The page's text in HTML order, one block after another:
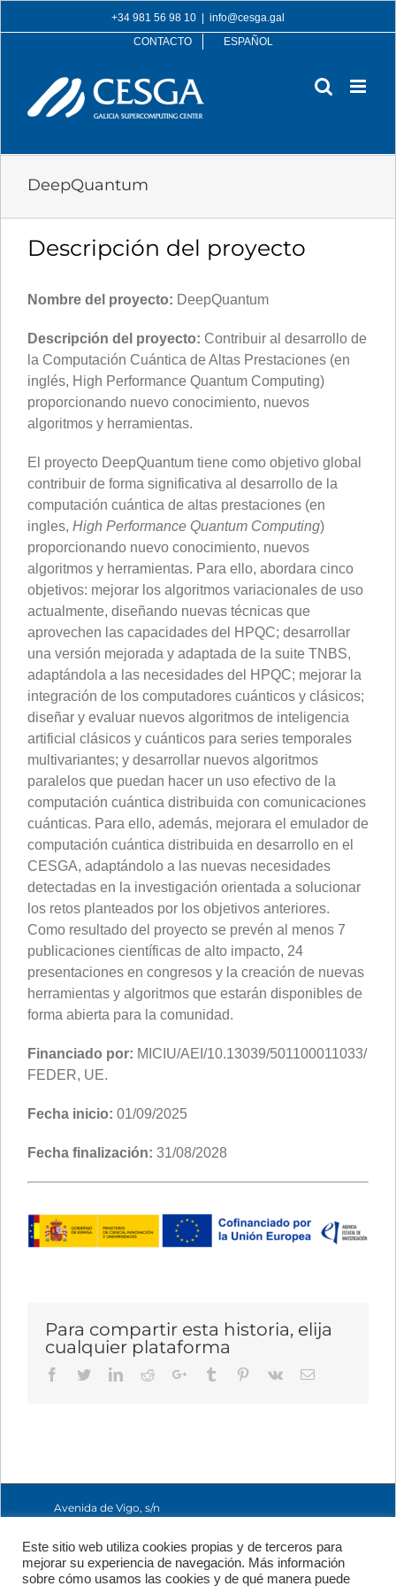
to
+34 981 56 98 10
info@cesga.gal
CONTACTO
ESPAÑOL
DeepQuantum
Descripción del proyecto
Nombre del proyecto: DeepQuantum
Descripción del proyecto: Contribuir al desarrollo de
la Computación Cuántica de Altas Prestaciones (en
inglés, High Performance Quantum Computing)
proporcionando nuevo conocimiento, nuevos
algoritmos y herramientas.
El proyecto DeepQuantum tiene como objetivo global
contribuir de forma significativa al desarrollo de la
computación cuántica de altas prestaciones (en
ingles, High Performance Quantum Computing)
proporcionando nuevo conocimiento, nuevos
algoritmos y herramientas. Para ello, abordara cinco
objetivos: mejorar los algoritmos variacionales de uso
actualmente, diseñando nuevas técnicas que
aprovechen las capacidades del HPQC; desarrollar
una versión mejorada y adaptada de la suite TNBS,
adaptándola a las necesidades del HPQC; mejorar la
integración de los computadores cuánticos y clásicos;
diseñar y evaluar nuevos algoritmos de inteligencia
artificial clásicos y cuánticos para series temporales
multivariantes; y desarrollar nuevos algoritmos
paralelos que puedan hacer un uso efectivo de la
computación cuántica distribuida con comunicaciones
cuánticas. Para ello, además, mejorara el emulador de
computación cuántica distribuida en desarrollo en el
CESGA, adaptándolo a las nuevas necesidades
detectadas en la investigación orientada a solucionar
los retos planteados por los objetivos anteriores.
Como resultado del proyecto se prevén al menos 7
publicaciones científicas de alto impacto, 24
presentaciones en congresos y la creación de nuevas
herramientas y algoritmos que estarán disponibles de
forma abierta para la comunidad.
Financiado por: MICIU/AEI/10.13039/501100011033/
FEDER, UE.
Fecha inicio: 01/09/2025
Fecha finalización: 31/08/2028
Para compartir esta historia, elija
cualquier plataforma
Facebook
TwitterLinkedIn
RedditGoogle+Tumblr Pinterest
Vk Email
Avenida de Vigo, s/n
Compostela, A
Coruña, España
+34 981 56 98 10
Este sitio web utiliza cookies propias y de terceros para
mejorar su experiencia de navegación. Más información
sobre cómo usamos las cookies y de qué manera puede